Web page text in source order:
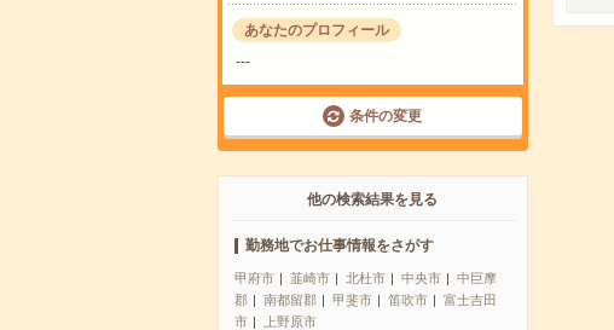
あなたのプロフィール
---
条件の変更
他の検索結果を見る
勤務地でお仕事情報をさがす
甲府市 韮崎市 北杜市 中央市
中巨摩
郡
南都留郡 甲斐市 笛吹市
富士吉田
市
上野原市